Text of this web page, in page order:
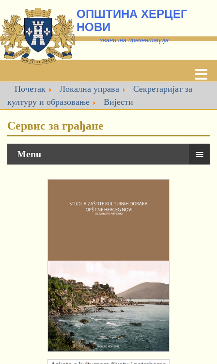
ОПШТИНА ХЕРЦЕГ
НОВИ
званична презентација
Почетак Локална управа
Секретаријат за
културу и образовање
Вијести
Сервис за грађане
Menu ≡